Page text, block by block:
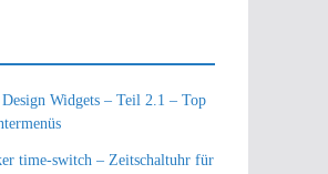
Widgets – Teil 2.1 – Top
time-switch – Zeitschaltuhr für